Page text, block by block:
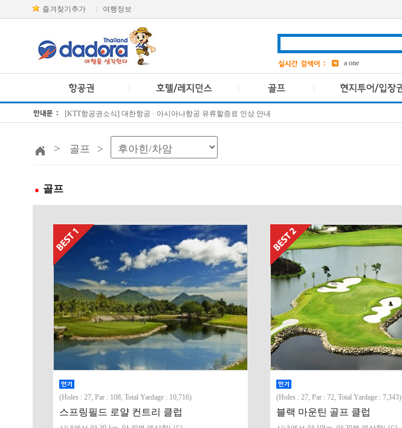
즐겨찾기추가 여행정보
aetas
bangkok
Avani
a one
ASQ
pcr
[KTT항공권소식] 대한항공 · 아시아나항공 유류할증료 인상 안내
> 골프 >
● 골프
(Holes : 27, Par : 108, Total Yardage : 10,716)
스프링필드 로얄 컨트리 클럽
(Holes : 27, Par : 72, Total Yardage : 7,343)
블랙 마운틴 골프 클럽